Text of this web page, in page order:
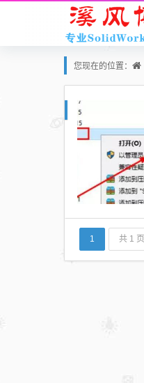
您现在的位置：
1 共 1 页